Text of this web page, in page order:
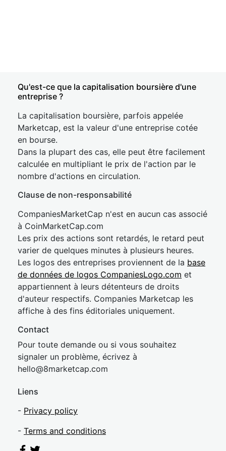
Qu'est-ce que la capitalisation boursière d'une
entreprise ?
La capitalisation boursière, parfois appelée
Marketcap, est la valeur d'une entreprise cotée
en bourse.
Dans la plupart des cas, elle peut être facilement
calculée en multipliant le prix de l'action par le
nombre d'actions en circulation.
Clause de non-responsabilité
CompaniesMarketCap n'est en aucun cas associé
à CoinMarketCap.com
Les prix des actions sont retardés, le retard peut
varier de quelques minutes à plusieurs heures.
Les logos des entreprises proviennent de la base
de données de logos CompaniesLogo.com et
appartiennent à leurs détenteurs de droits
d'auteur respectifs. Companies Marketcap les
affiche à des fins éditoriales uniquement.
Contact
Pour toute demande ou si vous souhaitez
signaler un problème, écrivez à
hello@8marketcap.com
Liens
- Privacy policy
- Terms and conditions